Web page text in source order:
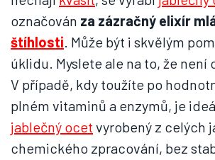
označován za zázračný elixír
štíhlosti. Může být i skvělým
úklidu. Myslete ale na to, že není
V případě, kdy toužíte po
plném vitaminů a enzymů, je
jablečný ocet vyrobený z celých
chemického zpracování, bez